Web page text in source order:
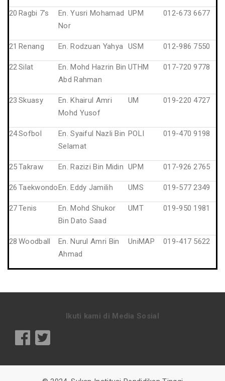
20 Ragbi 7’s
En. Yusri Mohamad
Nor
UPM 012-673 6677
21 Renang En. Rodzuan Yahya USM 012-986 7550
22Silat
En. Mohd Hazrin Bin
Abd Rahman
UTHM 017-720 9778
23 Skuasy
En. Khairul Amri
Mohd Yusof
UM 019-220 4727
24Sofbol
En. Syaiful Nazli Bin
Selamat
POLI 019-470 9198
25Takraw En. Razizi Bin Midin UPM 017-926 2765
26 TaekwondoEn. Eddy Jamilih UMS 019-577 2349
27Tenis
En. Mohd Shukor
Bin Dato Saad
UMT 019-950 1981
28 Woodball
En. Nurul Amri Bin
Ahmad
UniMAP 019-417 5622
Ikuti kami di Media Sosial